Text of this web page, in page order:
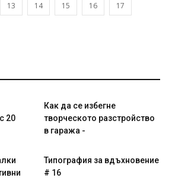
13 14 15 16 17
20
Как да се избегне
творческото разстройство
в гаража -
Типография за вдъхновение
# 16